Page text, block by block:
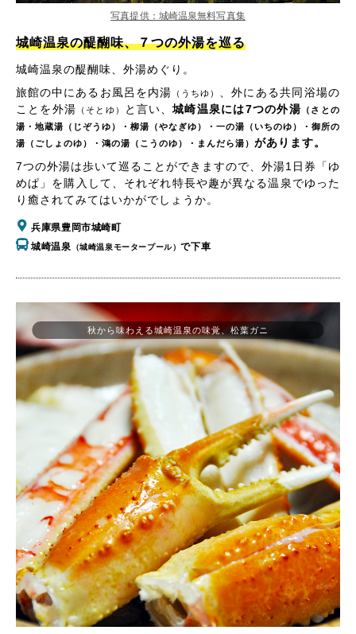
写真提供：城崎温泉無料写真集
城崎温泉の醍醐味、７つの外湯を巡る
城崎温泉の醍醐味、外湯めぐり。
旅館の中にあるお風呂を内湯 （うちゆ） 、外にある共同浴場の
ことを外湯 （そとゆ） と言い、 城崎温泉には7つの外湯 （さとの
湯・地蔵湯（じぞうゆ）・柳湯（やなぎゆ）・一の湯（いちのゆ）・御所の
湯（ごしょのゆ）・鴻の湯（こうのゆ）・まんだら湯） があります。
7つの外湯は歩いて巡ることができますので、外湯1日券「ゆ
めぱ」を購入して、それぞれ特長や趣が異なる温泉でゆった
り癒されてみてはいかがでしょうか。
兵庫県豊岡市城崎町
城崎温泉 （城崎温泉モータープール）で下車
秋から味わえる城崎温泉の味覚、松葉ガニ